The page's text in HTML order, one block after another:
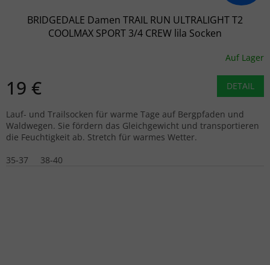
BRIDGEDALE Damen TRAIL RUN ULTRALIGHT T2
COOLMAX SPORT 3/4 CREW lila Socken
Auf Lager
19 € DETAIL
Lauf- und Trailsocken für warme Tage auf Bergpfaden und
Waldwegen. Sie fördern das Gleichgewicht und transportieren
die Feuchtigkeit ab. Stretch für warmes Wetter.
35-37
38-40